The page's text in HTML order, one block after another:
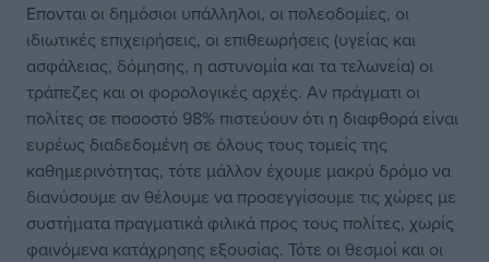
Επονται οι δημόσιοι υπάλληλοι, οι πολεοδομίες, οι
ιδιωτικές επιχειρήσεις, οι επιθεωρήσεις (υγείας και
ασφάλειας, δόμησης, η αστυνομία και τα τελωνεία) οι
τράπεζες και οι φορολογικές αρχές. Αν πράγματι οι
πολίτες σε ποσοστό 98% πιστεύουν ότι η διαφθορά είναι
ευρέως διαδεδομένη σε όλους τους τομείς της
καθημερινότητας, τότε μάλλον έχουμε μακρύ δρόμο να
διανύσουμε αν θέλουμε να προσεγγίσουμε τις χώρες με
συστήματα πραγματικά φιλικά προς τους πολίτες, χωρίς
φαινόμενα κατάχρησης εξουσίας. Τότε οι θεσμοί και οι